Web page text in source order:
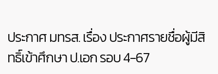
ประกาศ มทรส. เรื่อง ประกาศรายชื่อผู้มีสิ
ทธิ์เข้าศึกษา ป.เอก รอบ 4-67